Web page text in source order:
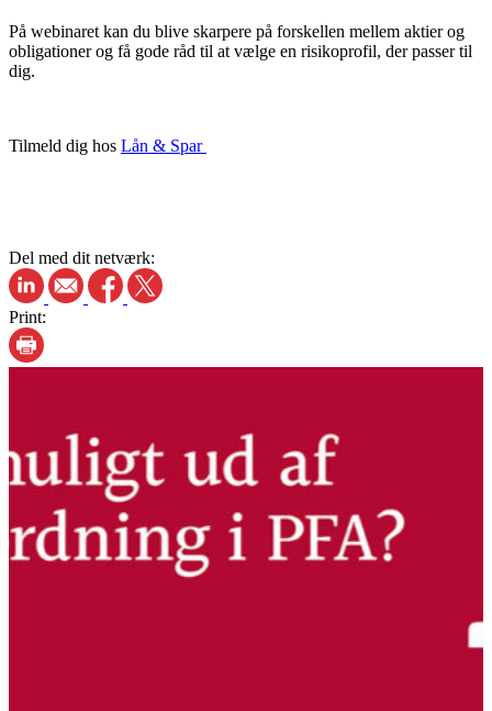
På webinaret kan du blive skarpere på forskellen mellem aktier og
obligationer og få gode råd til at vælge en risikoprofil, der passer til
dig.
Tilmeld dig hos Lån & Spar
Del med dit netværk:
Print: